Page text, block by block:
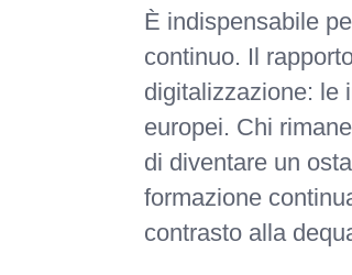
È indispensabile
continuo. Il
digitalizzazione: le
europei. Chi
di diventare un
formazione
contrasto alla